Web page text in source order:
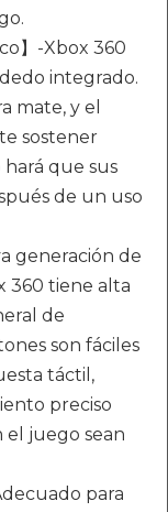
】-Xbox 360
integrado.
mate, y el
sostener
que sus
de un uso
generación de
360 tiene alta
de
son fáciles
táctil,
preciso
el juego sean
para